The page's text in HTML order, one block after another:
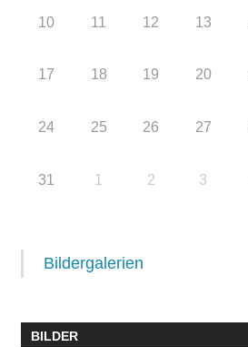
10 11 12 13
17 18 19 20
24 25 26 27
31 1 2 3
Bildergalerien
BILDER